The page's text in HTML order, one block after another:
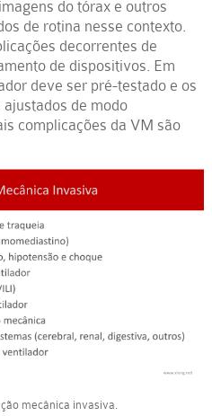
do tórax e outros
de rotina nesse contexto.
decorrentes de
de dispositivos. Em
deve ser pré-testado e os
de modo
complicações da VM são
mecânica invasiva.